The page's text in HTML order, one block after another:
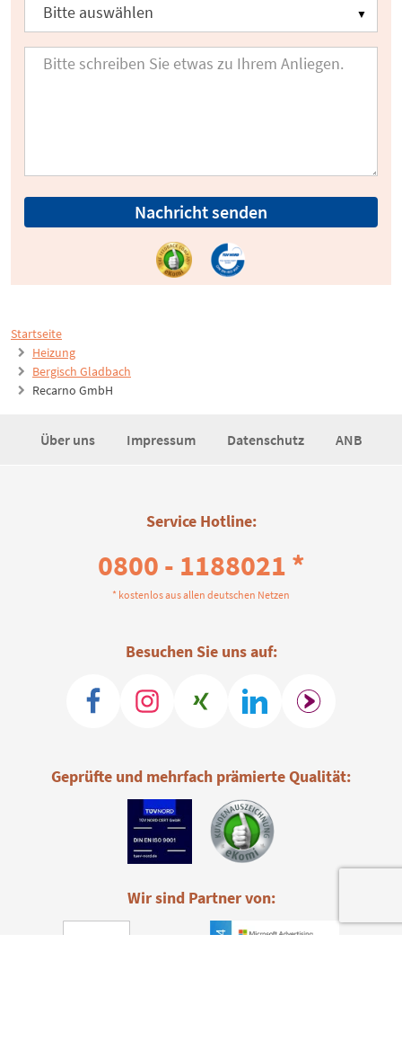
Startseite
Heizung
Bergisch Gladbach
Recarno GmbH
Nachricht senden
Über uns Impressum Datenschutz ANB
Service Hotline:
0800 - 1188021 *
* kostenlos aus allen deutschen Netzen
Besuchen Sie uns auf:
Geprüfte und mehrfach prämierte Qualität:
Wir sind Partner von: